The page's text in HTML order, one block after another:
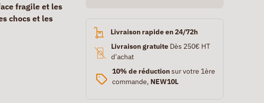
fragile et les
chocs et les
Livraison rapide en 24/72h
Livraison gratuiteDès 250€ HT
d’achat
10% de réductionsur votre 1ère
commande, NEW10L